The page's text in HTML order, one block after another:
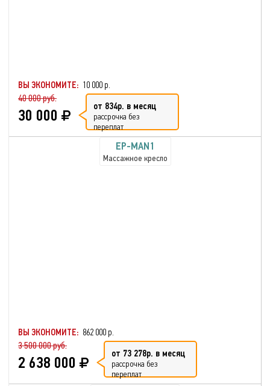
ВЫ ЭКОНОМИТЕ: 10 000 р.
40 000 руб.
30 000 от 834р. в месяц
рассрочка без
переплат
EP-MAN1
Массажное кресло
ВЫ ЭКОНОМИТЕ: 862 000 р.
3 500 000 руб.
2 638 000 от 73 278р. в месяц
рассрочка без
переплат